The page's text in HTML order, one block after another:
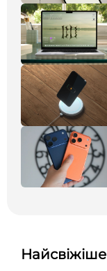
Найсвіжіше